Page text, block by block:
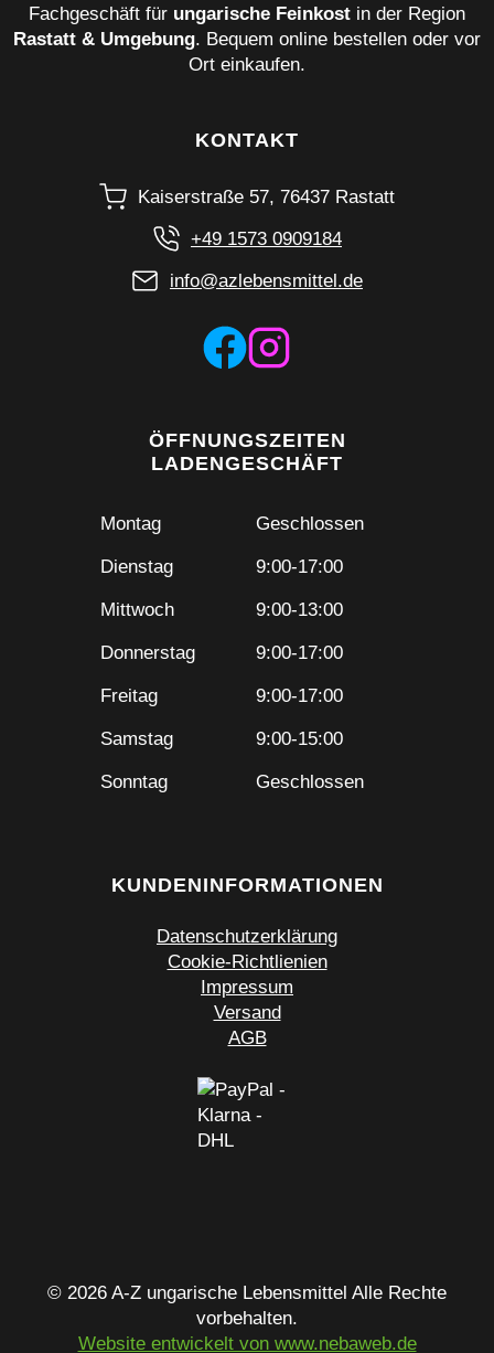
Fachgeschäft für ungarische Feinkost in der Region
Rastatt & Umgebung. Bequem online bestellen oder vor
Ort einkaufen.
KONTAKT
Kaiserstraße 57, 76437 Rastatt
+49 1573 0909184
info@azlebensmittel.de
ÖFFNUNGSZEITEN
LADENGESCHÄFT
Montag Geschlossen
Dienstag 9:00-17:00
Mittwoch 9:00-13:00
Donnerstag 9:00-17:00
Freitag 9:00-17:00
Samstag 9:00-15:00
Sonntag Geschlossen
KUNDENINFORMATIONEN
Datenschutzerklärung
Cookie-Richtlienien
Impressum
Versand
AGB
© 2026 A-Z ungarische Lebensmittel Alle Rechte
vorbehalten.
Website entwickelt von www.nebaweb.de